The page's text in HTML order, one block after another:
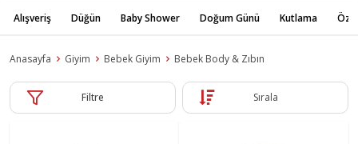
Alışveriş Düğün Baby Shower Doğum Günü Kutlama
Anasayfa Giyim Bebek Giyim Bebek Body & Zıbın
Filtre Sırala